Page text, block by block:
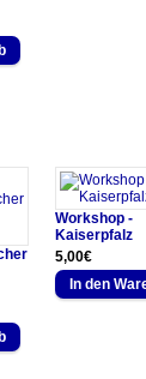
Workshop -
Kaiserpfalz
5,00€